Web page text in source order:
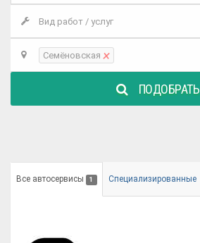
Вид работ / услуг
Семёновская ×
ПОДОБРАТЬ
Все автосервисы 1 Специализированные